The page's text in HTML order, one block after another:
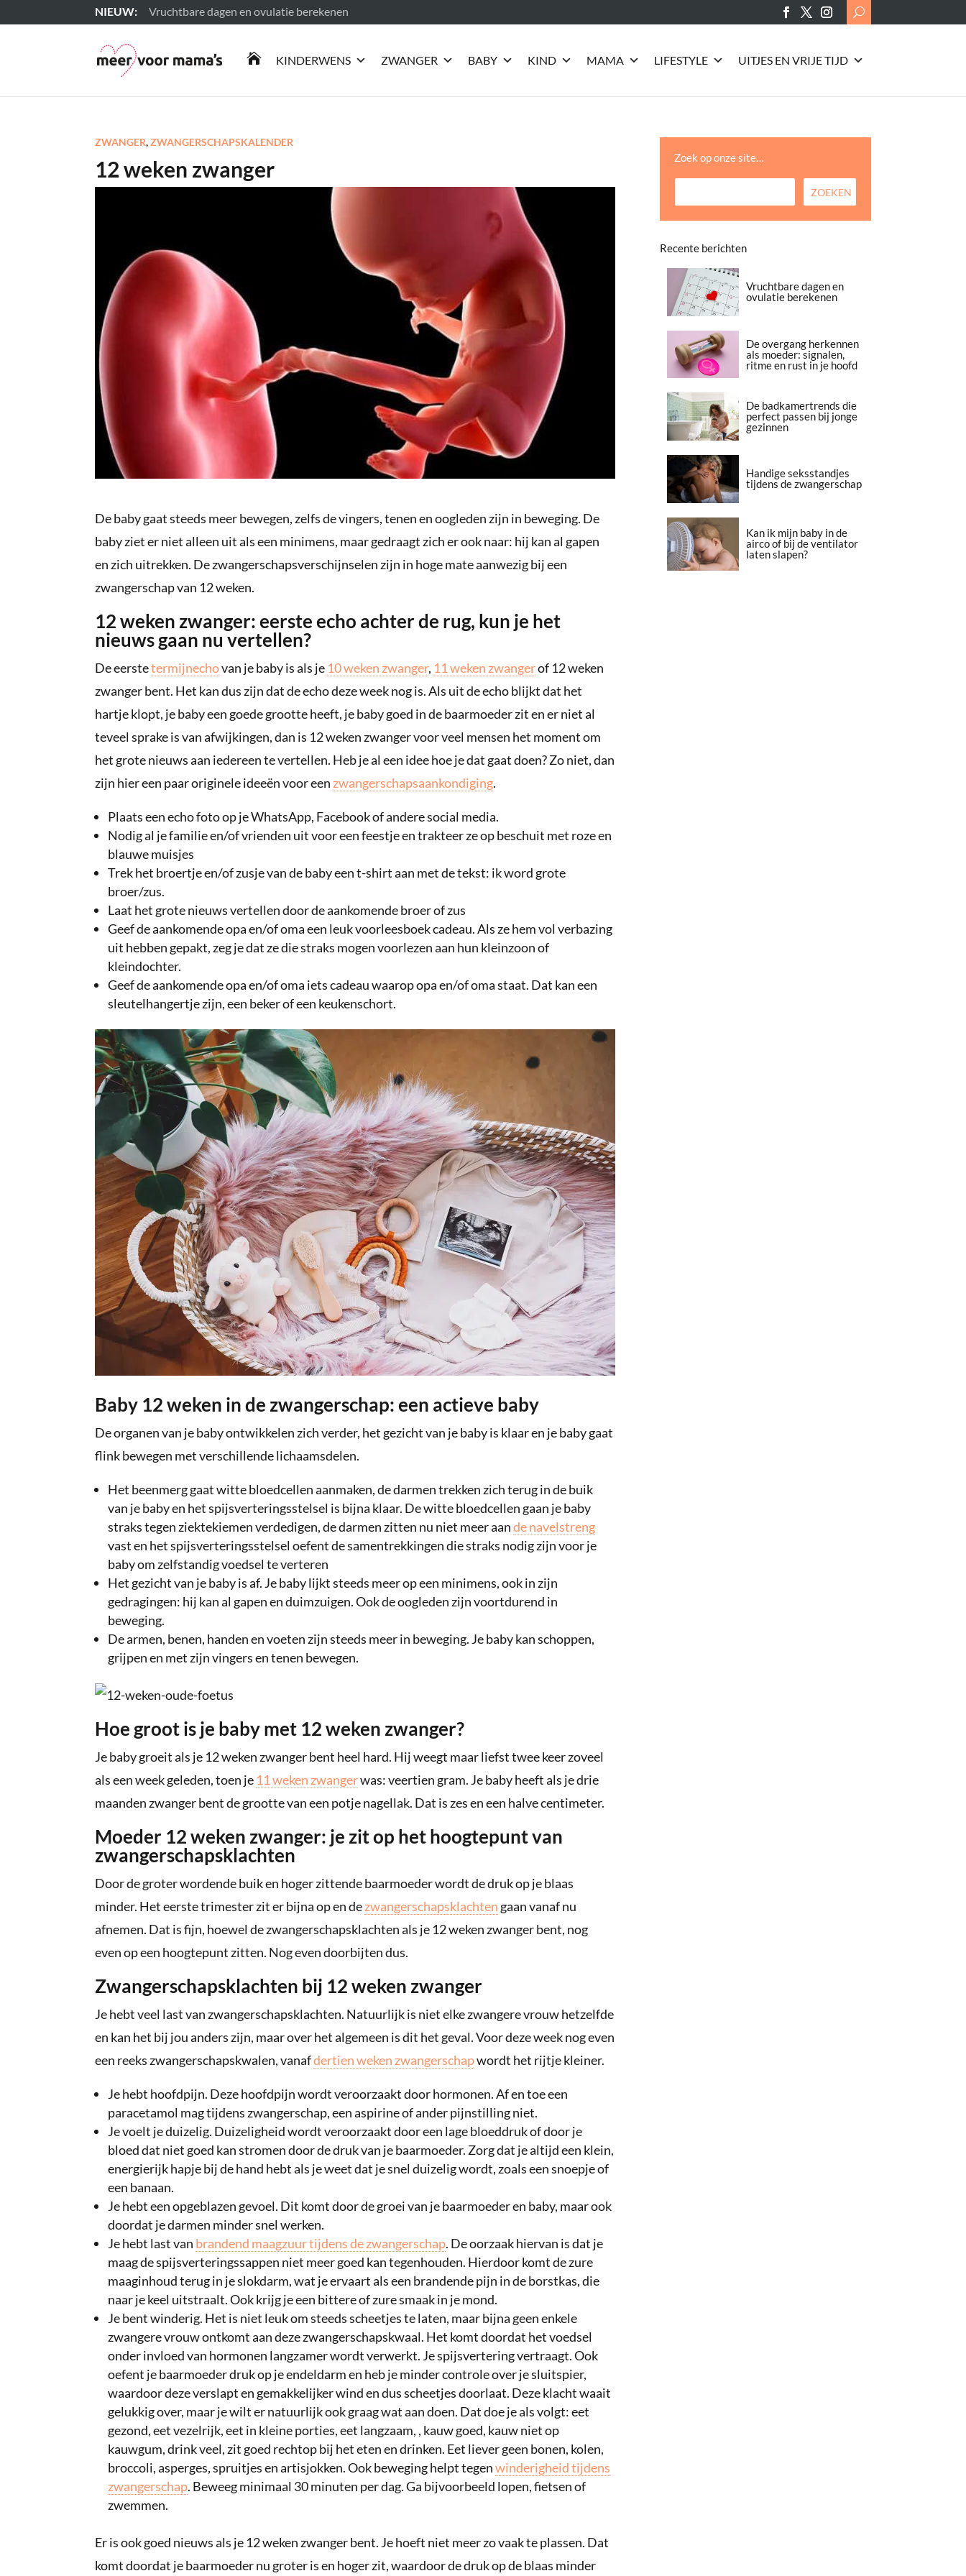
Vruchtbare dagen en ovulatie berekenen
Lees meer
Search
for:
 KINDERWENS ZWANGER BABY KIND MAMA LIFESTYLE UITJES EN VRIJE TIJD
ZWANGER,ZWANGERSCHAPSKALENDER
12 weken zwanger
De baby gaat steeds meer bewegen, zelfs de vingers, tenen en oogleden zijn in beweging. De
baby ziet er niet alleen uit als een minimens, maar gedraagt zich er ook naar: hij kan al gapen
en zich uitrekken. De zwangerschapsverschijnselen zijn in hoge mate aanwezig bij een
zwangerschap van 12 weken.
12 weken zwanger: eerste echo achter de rug, kun je het
nieuws gaan nu vertellen?
De eerstetermijnechovan je baby is als je 10 weken zwanger, 11 weken zwangerof 12 weken
zwanger bent. Het kan dus zijn dat de echo deze week nog is. Als uit de echo blijkt dat het
hartje klopt, je baby een goede grootte heeft, je baby goed in de baarmoeder zit en er niet al
teveel sprake is van afwijkingen, dan is 12 weken zwanger voor veel mensen het moment om
het grote nieuws aan iedereen te vertellen. Heb je al een idee hoe je dat gaat doen? Zo niet, dan
zijn hier een paar originele ideeën voor eenzwangerschapsaankondiging.
Plaats een echo foto op je WhatsApp, Facebook of andere social media.
Nodig al je familie en/of vrienden uit voor een feestje en trakteer ze op beschuit met roze en
blauwe muisjes
Trek het broertje en/of zusje van de baby een t-shirt aan met de tekst: ik word grote
broer/zus.
Laat het grote nieuws vertellen door de aankomende broer of zus
Geef de aankomende opa en/of oma een leuk voorleesboek cadeau. Als ze hem vol verbazing
uit hebben gepakt, zeg je dat ze die straks mogen voorlezen aan hun kleinzoon of
kleindochter.
Geef de aankomende opa en/of oma iets cadeau waarop opa en/of oma staat. Dat kan een
sleutelhangertje zijn, een beker of een keukenschort.
Baby 12 weken in de zwangerschap: een actieve baby
De organen van je baby ontwikkelen zich verder, het gezicht van je baby is klaar en je baby gaat
flink bewegen met verschillende lichaamsdelen.
Het beenmerg gaat witte bloedcellen aanmaken, de darmen trekken zich terug in de buik
van je baby en het spijsverteringsstelsel is bijna klaar. De witte bloedcellen gaan je baby
straks tegen ziektekiemen verdedigen, de darmen zitten nu niet meer aande navelstreng
vast en het spijsverteringsstelsel oefent de samentrekkingen die straks nodig zijn voor je
baby om zelfstandig voedsel te verteren
Het gezicht van je baby is af. Je baby lijkt steeds meer op een minimens, ook in zijn
gedragingen: hij kan al gapen en duimzuigen. Ook de oogleden zijn voortdurend in
beweging.
De armen, benen, handen en voeten zijn steeds meer in beweging. Je baby kan schoppen,
grijpen en met zijn vingers en tenen bewegen.
Hoe groot is je baby met 12 weken zwanger?
Je baby groeit als je 12 weken zwanger bent heel hard. Hij weegt maar liefst twee keer zoveel
als een week geleden, toen je 11 weken zwangerwas: veertien gram. Je baby heeft als je drie
maanden zwanger bent de grootte van een potje nagellak. Dat is zes en een halve centimeter.
Moeder 12 weken zwanger: je zit op het hoogtepunt van
zwangerschapsklachten
Door de groter wordende buik en hoger zittende baarmoeder wordt de druk op je blaas
minder. Het eerste trimester zit er bijna op en dezwangerschapsklachten gaan vanaf nu
afnemen. Dat is fijn, hoewel de zwangerschapsklachten als je 12 weken zwanger bent, nog
even op een hoogtepunt zitten. Nog even doorbijten dus.
Zwangerschapsklachten bij 12 weken zwanger
Je hebt veel last van zwangerschapsklachten. Natuurlijk is niet elke zwangere vrouw hetzelfde
en kan het bij jou anders zijn, maar over het algemeen is dit het geval. Voor deze week nog even
een reeks zwangerschapskwalen, vanafdertien weken zwangerschapwordt het rijtje kleiner.
Je hebt hoofdpijn. Deze hoofdpijn wordt veroorzaakt door hormonen. Af en toe een
paracetamol mag tijdens zwangerschap, een aspirine of ander pijnstilling niet.
Je voelt je duizelig. Duizeligheid wordt veroorzaakt door een lage bloeddruk of door je
bloed dat niet goed kan stromen door de druk van je baarmoeder. Zorg dat je altijd een klein,
energierijk hapje bij de hand hebt als je weet dat je snel duizelig wordt, zoals een snoepje of
een banaan.
Je hebt een opgeblazen gevoel. Dit komt door de groei van je baarmoeder en baby, maar ook
doordat je darmen minder snel werken.
Je hebt last van brandend maagzuur tijdens de zwangerschap. De oorzaak hiervan is dat je
maag de spijsverteringssappen niet meer goed kan tegenhouden. Hierdoor komt de zure
maaginhoud terug in je slokdarm, wat je ervaart als een brandende pijn in de borstkas, die
naar je keel uitstraalt. Ook krijg je een bittere of zure smaak in je mond.
Je bent winderig. Het is niet leuk om steeds scheetjes te laten, maar bijna geen enkele
zwangere vrouw ontkomt aan deze zwangerschapskwaal. Het komt doordat het voedsel
onder invloed van hormonen langzamer wordt verwerkt. Je spijsvertering vertraagt. Ook
oefent je baarmoeder druk op je endeldarm en heb je minder controle over je sluitspier,
waardoor deze verslapt en gemakkelijker wind en dus scheetjes doorlaat. Deze klacht waait
gelukkig over, maar je wilt er natuurlijk ook graag wat aan doen. Dat doe je als volgt: eet
gezond, eet vezelrijk, eet in kleine porties, eet langzaam, , kauw goed, kauw niet op
kauwgum, drink veel, zit goed rechtop bij het eten en drinken. Eet liever geen bonen, kolen,
broccoli, asperges, spruitjes en artisjokken. Ook beweging helpt tegenwinderigheid tijdens
zwangerschap. Beweeg minimaal 30 minuten per dag. Ga bijvoorbeeld lopen, fietsen of
zwemmen.
Er is ook goed nieuws als je 12 weken zwanger bent. Je hoeft niet meer zo vaak te plassen. Dat
komt doordat je baarmoeder nu groter is en hoger zit, waardoor de druk op de blaas minder
Zoek op onze site…
Recente berichten
Vruchtbare dagen en
ovulatie berekenen
De overgang herkennen
als moeder: signalen,
ritme en rust in je hoofd
De badkamertrends die
perfect passen bij jonge
gezinnen
Handige seksstandjes
tijdens de zwangerschap
Kan ik mijn baby in de
airco of bij de ventilator
laten slapen?